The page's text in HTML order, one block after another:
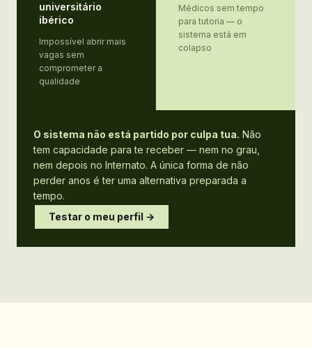
universitário
ibérico
Impossível abrir mais
vagas sem
comprometer a
qualidade
Médicos sem tempo
para tutoria — o
sistema está em
colapso
O sistema não está partido por culpa tua. Não
tem capacidade para te receber — nem no grau,
nem depois no Internato. A única forma de não
perder anos é ter uma alternativa preparada a
tempo.
Testar o meu perfil →